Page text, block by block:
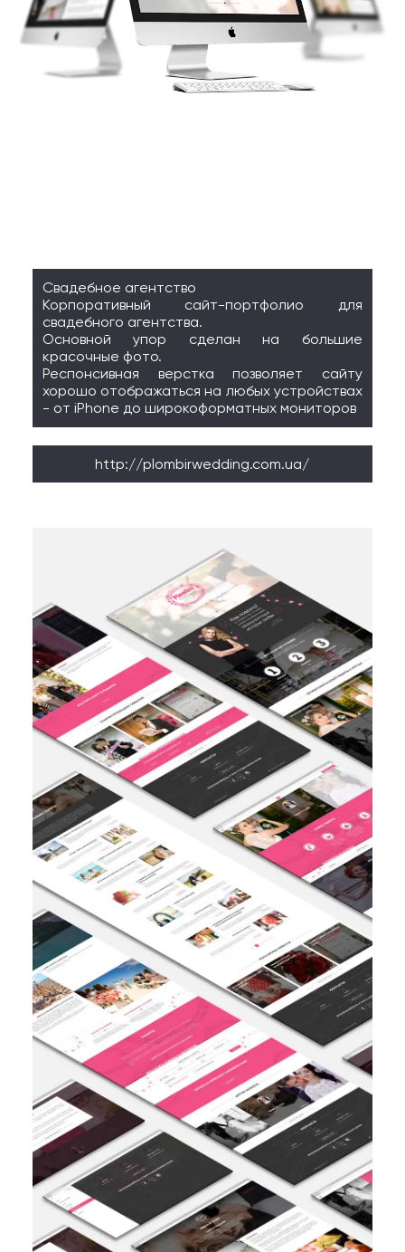
Свадебное агентство
Корпоративный сайт-портфолио для
свадебного агентства.
Основной упор сделан на большие
красочные фото.
Респонсивная верстка позволяет сайту
хорошо отображаться на любых устройствах
- от iPhone до широкоформатных мониторов
http://plombirwedding.com.ua/